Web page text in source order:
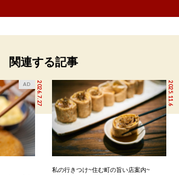
関連する記事
2026.7.27
AD 2025.11.6
私の行きつけ~住む町の旨い店案内~